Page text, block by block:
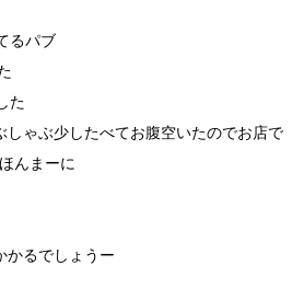
るパブ
た
しゃぶ少したべてお腹空いたのでお店で
んまーに
かるでしょうー